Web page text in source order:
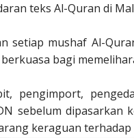
teks Al-Quran di
setiap mushaf Al-
bagi
pengimport,
sebelum
keraguan